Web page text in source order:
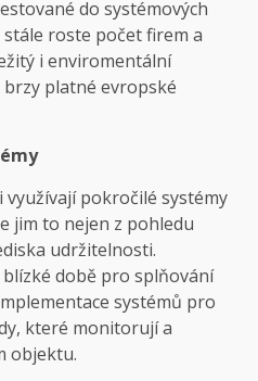
do systémových
roste počet firem a
i enviromentální
platné evropské
využívají pokročilé systémy
jim to nejen z pohledu
udržitelnosti.
době pro splňování
systémů pro
které monitorují a
objektu.